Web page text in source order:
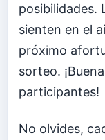
posibilidades.
sienten en el
próximo
sorteo.
participantes!
No olvides,